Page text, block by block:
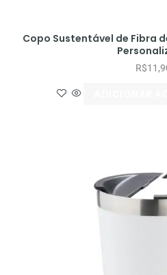
Copo Sustentável de Fibra
R$